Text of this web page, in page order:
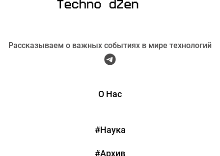
Рассказываем о важных событиях в мире технологий
О Нас
#Наука
#Архив